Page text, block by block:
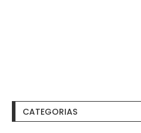
CATEGORIAS